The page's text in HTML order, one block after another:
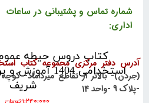
کتاب دروس حیطه
استخدامی 1404
شریف
۱,۲۴۰,۰۰۰ تومان
شماره تماس و پشتیبانی در ساعات
اداری:
آدرس دفتر مرکزی مجموعه کتاب
(جردن)- بالاتر از تقاطع میرداماد-
-پلاک 9 -واحد 14